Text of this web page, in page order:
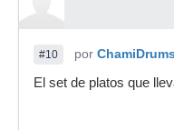
#10 por ChamiDrums
El set de platos que